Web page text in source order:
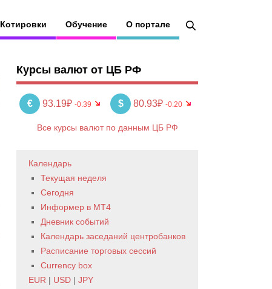
Котировки Обучение О портале
Курсы валют от ЦБ РФ
€ 93.19₽ -0.39 $ 80.93₽ -0.20
Все курсы валют по данным ЦБ РФ
Календарь
Текущая неделя
Сегодня
Информер в MT4
Дневник событий
Календарь заседаний центробанков
Расписание торговых сессий
Currency box
EUR | USD | JPY